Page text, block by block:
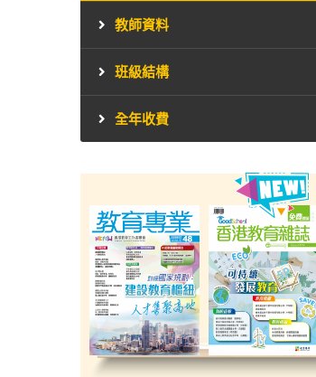
教師資料
班級結構
全年收費